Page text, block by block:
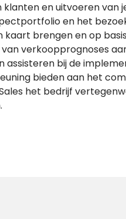
en uitvoeren
en het
kaart brengen en op
verkoopprognoses
assisteren bij de
bieden aan het
het bedrijf